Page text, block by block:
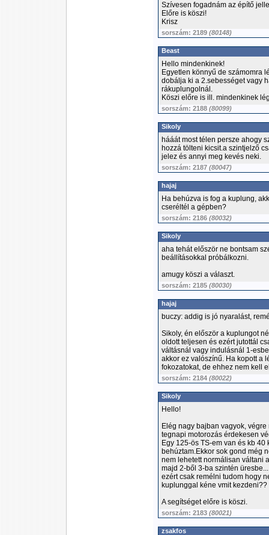
Szívesen fogadnám az építő
Előre is köszi!
Krisz
sorszám: 2189 (80148)
Beast
Hello mindenkinek!
Egyetlen könnyű de számomra
dobálja ki a 2.sebességet vagy
rákuplungolnál.
Köszi előre is ill. mindenkinek
sorszám: 2188 (80099)
Sikoly
hááát most télen persze ahogy
hozzá tölteni kicsit.a szintjelző
jelez és annyi meg kevés neki.
sorszám: 2187 (80047)
hajaj
Ha behúzva is fog a kuplung,
cseréltél a gépben?
sorszám: 2186 (80032)
Sikoly
aha tehát először ne bontsam
beállításokkal próbálkozni.
amugy köszi a választ.
sorszám: 2185 (80030)
hajaj
buczy: addig is jó nyaralást,
Sikoly, én először a kuplungot
oldott teljesen és ezért jutottál
váltásnál vagy indulásnál 1-
akkor ez valószínű. Ha kopott a
fokozatokat, de ehhez nem kell
sorszám: 2184 (80022)
Sikoly
Hello!
Elég nagy bajban vagyok,
tegnapi motorozás érdekesen
Egy 125-ös TS-em van és kb
behúztam.Ekkor sok gond még
nem lehetett normálisan váltani
majd 2-ből 3-ba szintén
ezért csak remélni tudom hogy
kuplunggal kéne vmit kezdeni??
A segítséget előre is köszi.
sorszám: 2183 (80021)
zsakfos